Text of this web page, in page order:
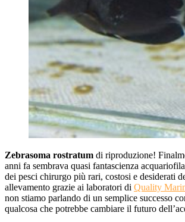
Zebrasoma rostratum di riproduzione!
anni fa sembrava quasi fantascienza
dei pesci chirurgo più rari, costosi e desiderati
allevamento grazie ai laboratori di Quality
non stiamo parlando di un semplice successo
qualcosa che potrebbe cambiare il futuro